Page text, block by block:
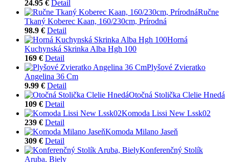
24.95 € Detail
Ručne
Tkaný Koberec Kaan, 160/230cm, Prírodná
98.9 € Detail
Horná
Kuchynská Skrinka Alba Hgh 100
169 € Detail
Plyšové Zvieratko
Angelina 36 Cm
9.99 € Detail
Otočná Stolička Clelie Hnedá
109 € Detail
Komoda Lissi New Lssk02
239 € Detail
Komoda Milano Jaseň
309 € Detail
Konferenčný Stolík
Aruba, Biely